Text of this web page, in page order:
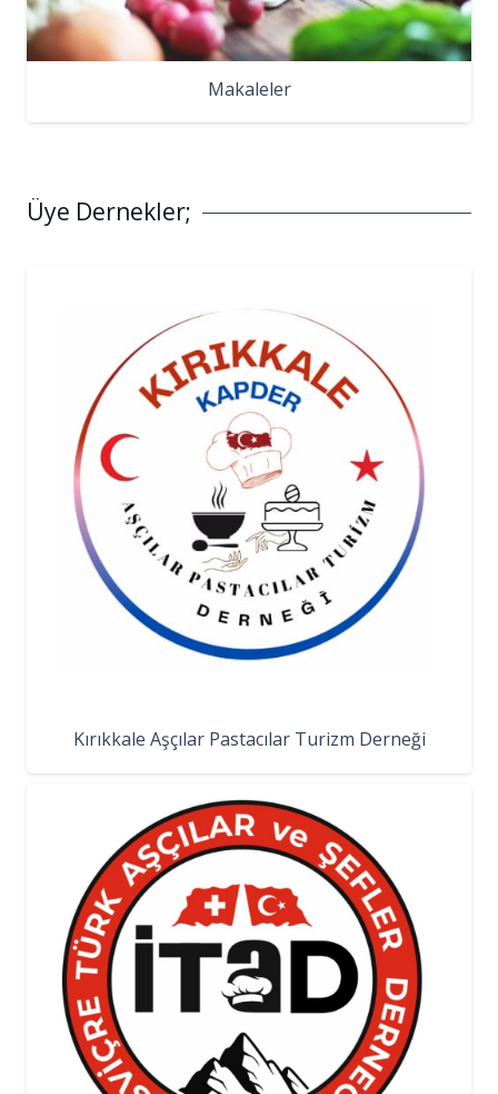
Makaleler
Üye Dernekler;
Kırıkkale Aşçılar Pastacılar Turizm Derneği